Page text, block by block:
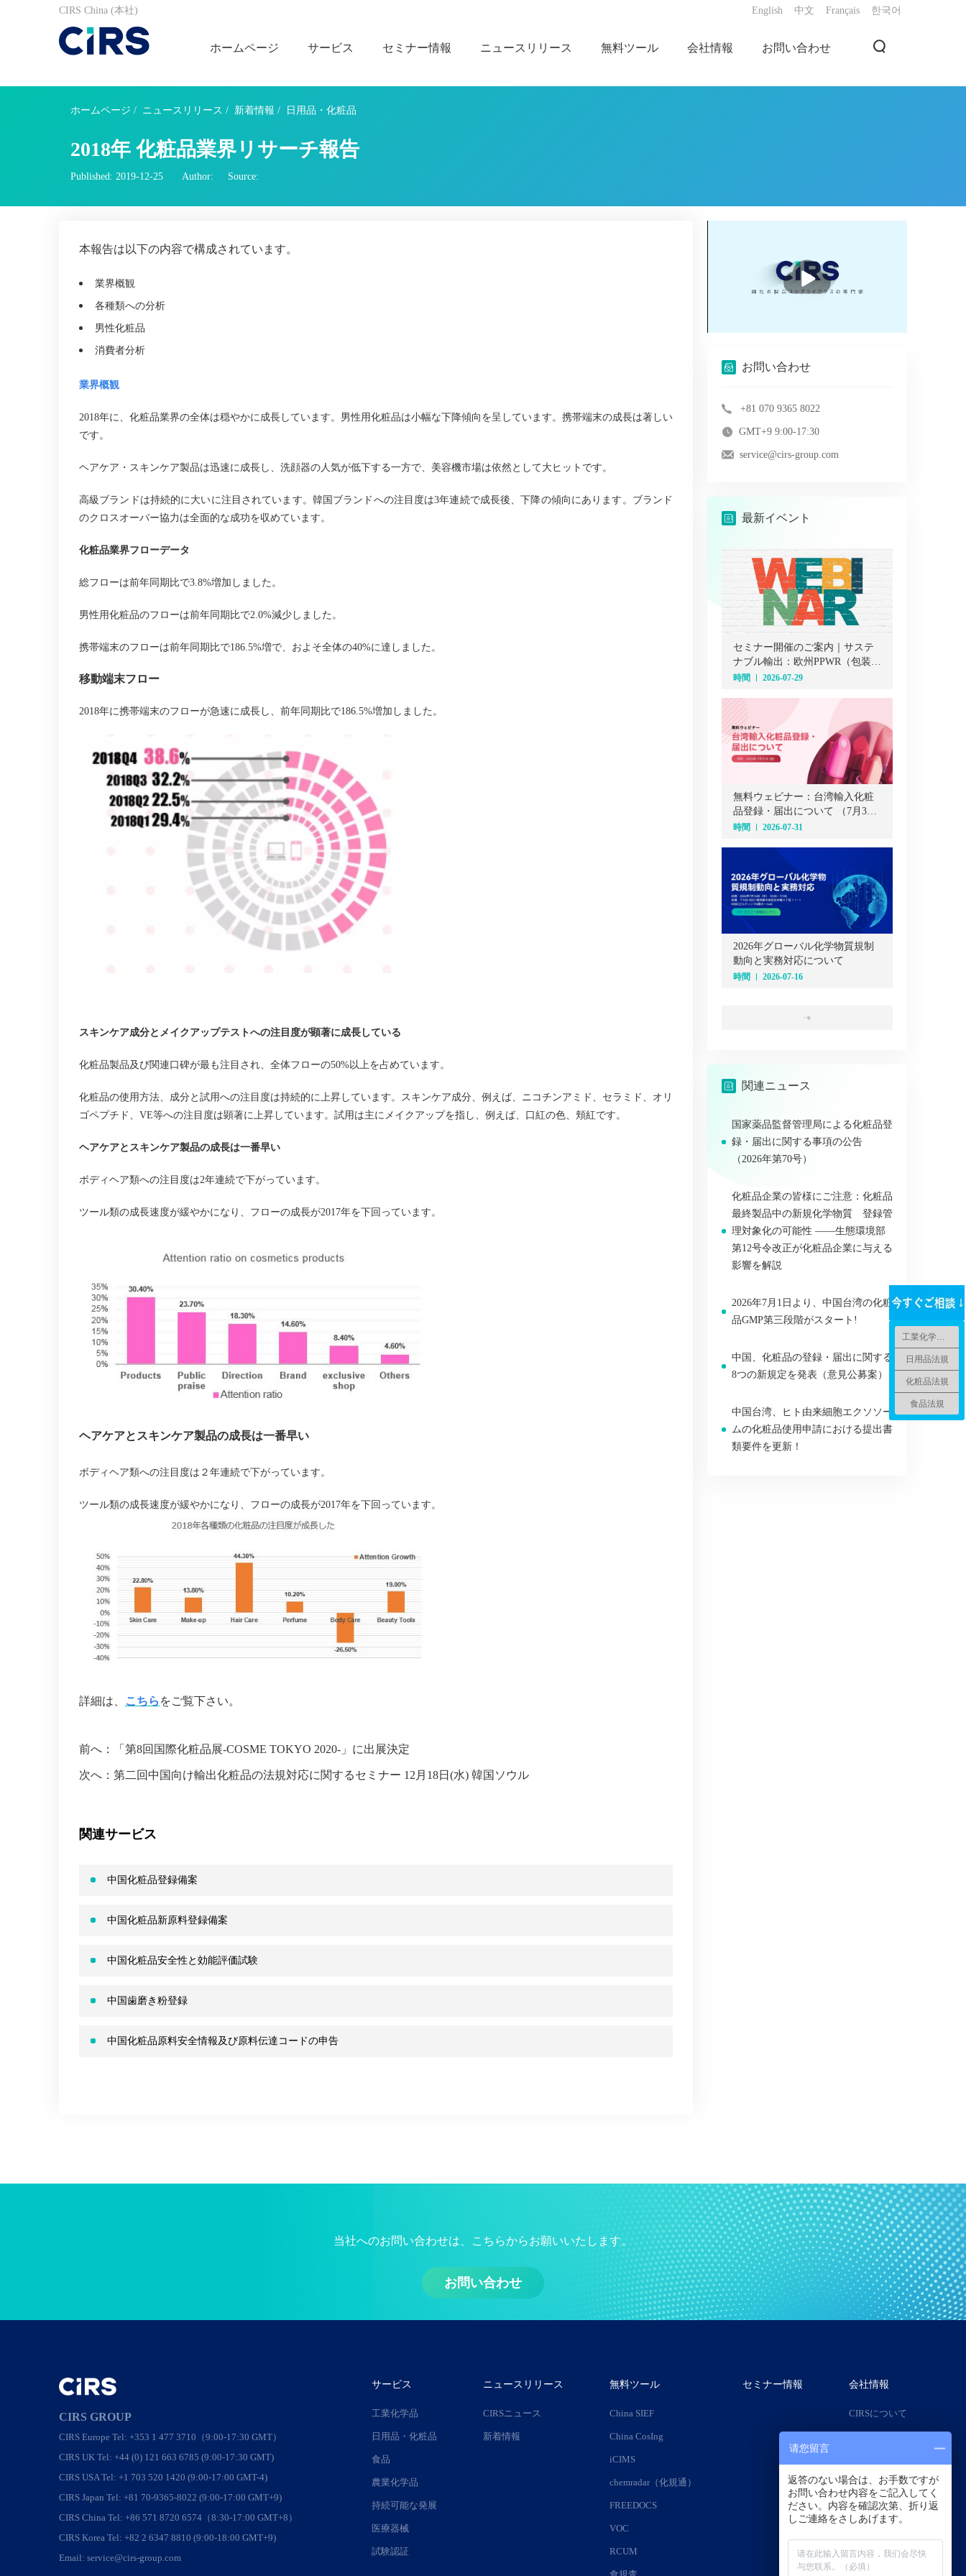
CIRS China (本社) English 中文 Français 한국어
ホームページ サービス セミナー情報 ニュースリリース 無料ツール 会社情報 お問い合わせ
ホームページ / ニュースリリース / 新着情報 / 日用品・化粧品
2018年 化粧品業界リサーチ報告
Published: 2019-12-25 Author: Source:
本報告は以下の内容で構成されています。
業界概観
各種類への分析
男性化粧品
消費者分析
業界概観
2018年に、化粧品業界の全体は穏やかに成長しています。男性用化粧品は小幅な下降傾向を呈しています。携帯端末の成長は著しい
です。
ヘアケア・スキンケア製品は迅速に成長し、洗顔器の人気が低下する一方で、美容機市場は依然として大ヒットです。
高級ブランドは持続的に大いに注目されています。韓国ブランドへの注目度は3年連続で成長後、下降の傾向にあります。ブランド
のクロスオーバー協力は全面的な成功を収めています。
化粧品業界フローデータ
総フローは前年同期比で3.8%増加しました。
男性用化粧品のフローは前年同期比で2.0%減少しました。
携帯端末のフローは前年同期比で186.5%増で、およそ全体の40%に達しました。
移動端末フロー
2018年に携帯端末のフローが急速に成長し、前年同期比で186.5%増加しました。
スキンケア成分とメイクアップテストへの注目度が顕著に成長している
化粧品製品及び関連口碑が最も注目され、全体フローの50%以上を占めています。
化粧品の使用方法、成分と試用への注目度は持続的に上昇しています。スキンケア成分、例えば、ニコチンアミド、セラミド、オリ
ゴペプチド、 VE等への注目度は顕著に上昇しています。試用は主にメイクアップを指し、例えば、口紅の色、頬紅です。
ヘアケアとスキンケア製品の成長は一番早い
ボディヘア類への注目度は2年連続で下がっています 。
ツール類の成長速度が緩やかになり、フローの成長が2017年を下回っています。
ヘアケアとスキンケア製品の成長は一番早い
ボディヘア類への注目度は２年連続で下がっています。
ツール類の成長速度が緩やかになり、フローの成長が2017年を下回っています。
詳細は こちら をご覧下さい。
前へ： 「第8回国際化粧品展-COSME TOKYO 2020-」に出展決定
次へ： 第二回中国向け輸出化粧品の法規対応に関するセミナー 12月18日(水) 韓国ソウル
関連サービス
中国化粧品登録備案
中国化粧品新原料登録備案
中国化粧品安全性と効能評価試験
中国歯磨き粉登録
中国化粧品原料安全情報及び原料伝達コードの申告
播
放
お問い合わせ
+81 070 9365 8022
GMT+9 9:00-17:30
service@cirs-group.com
最新イベント
セミナー開催のご案内｜サステ
ナブル輸出：欧州PPWR（包装・
包装廃棄物規則）オンラインセ
時間 2026-07-29
無料ウェビナー：台湾輸入化粧
品登録・届出について （7月31
日）
時間 2026-07-31
2026年グローバル化学物質規制
動向と実務対応について
時間 2026-07-16
一覧
関連ニュース
国家薬品監督管理局による化粧品登
録・届出に関する事項の公告
（2026年第70号）
化粧品企業の皆様にご注意：化粧品
最終製品中の新規化学物質 登録管
理対象化の可能性 ――生態環境部
第12号令改正が化粧品企業に与える
影響を解説
2026年7月1日より、中国台湾の化粧
品GMP第三段階がスタート!
中国、化粧品の登録・届出に関する
8つの新規定を発表（意見公募案）
中国台湾、ヒト由来細胞エクソソー
ムの化粧品使用申請における提出書
類要件を更新！
当社へのお問い合わせは、こちらからお願いいたします。
お問い合わせ
CIRS GROUP
CIRS Europe Tel: +353 1 477 3710（9:00-17:30 GMT）
CIRS UK Tel: +44 (0) 121 663 6785 (9:00-17:30 GMT)
CIRS USA Tel: +1 703 520 1420 (9:00-17:00 GMT-4)
CIRS Japan Tel: +81 70-9365-8022 (9:00-17:00 GMT+9)
CIRS China Tel: +86 571 8720 6574（8:30-17:00 GMT+8）
CIRS Korea Tel: +82 2 6347 8810 (9:00-18:00 GMT+9)
Email: service@cirs-group.com
サービス
工業化学品
日用品・化粧品
食品
農業化学品
持続可能な発展
医療器械
試験認証
ニュースリリース
CIRSニュース
新着情報
無料ツール
China SIEF
China CosIng
iCIMS
chemradar（化規通）
FREEDOCS
VOC
RCUM
セミナー情報 会社情報
CIRSについて
採用情報
日用品法規
化粧品法規
食品法規
请您留言
返答のない場合は、お手数ですが
お問い合わせ内容をご記入してく
ださい。内容を確認次第、折り返
しご連絡をさしあげます。